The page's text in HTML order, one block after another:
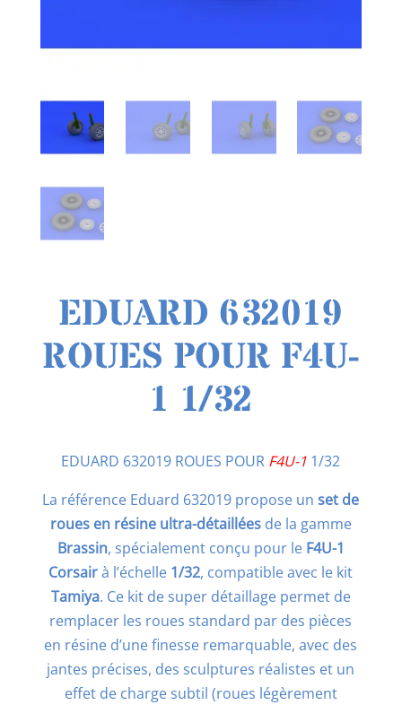
EDUARD 632019
ROUES POUR F4U-
1 1/32
EDUARD 632019 ROUES POUR F4U-1 1/32
La référence Eduard 632019 propose unset de
roues en résine ultra-détailléesde la gamme
Brassin, spécialement conçu pour le F4U-1
Corsairà l’échelle 1/32, compatible avec le kit
Tamiya. Ce kit de super détaillage permet de
remplacer les roues standard par des pièces
en résine d’une finesse remarquable, avec des
jantes précises, des sculptures réalistes et un
effet de charge subtil (roues légèrement